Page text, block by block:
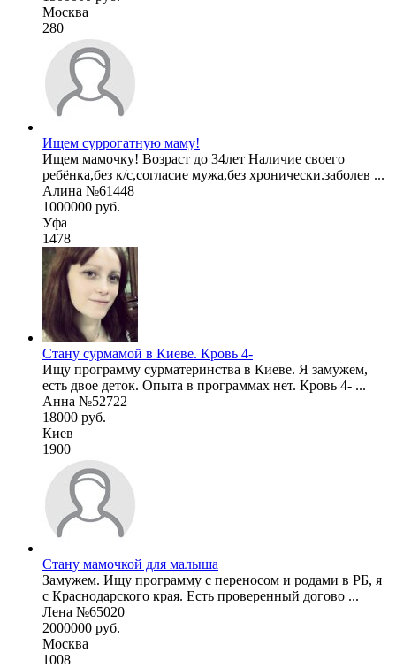
Москва
280
Ищем суррогатную маму!
Ищем мамочку! Возраст до 34лет Наличие своего
ребёнка,без к/с,согласие мужа,без хронически.заболев ...
Алина №61448
1000000 руб.
Уфа
1478
Стану сурмамой в Киеве. Кровь 4-
Ищу программу сурматеринства в Киеве. Я замужем,
есть двое деток. Опыта в программах нет. Кровь 4- ...
Анна №52722
18000 руб.
Киев
1900
Стану мамочкой для малыша
Замужем. Ищу программу с переносом и родами в РБ, я
с Краснодарского края. Есть проверенный догово ...
Лена №65020
2000000 руб.
Москва
1008